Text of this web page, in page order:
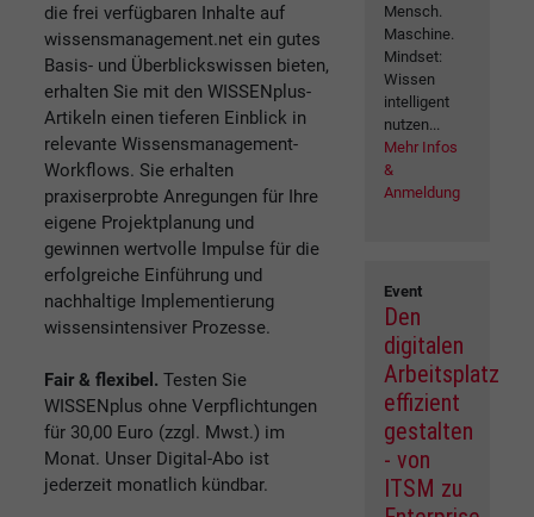
die frei verfügbaren Inhalte auf
wissensmanagement.net ein gutes
Basis- und Überblickswissen bieten,
erhalten Sie mit den WISSENplus-
Artikeln einen tieferen Einblick in
relevante Wissensmanagement-
Workflows. Sie erhalten
praxiserprobte Anregungen für Ihre
eigene Projektplanung und
gewinnen wertvolle Impulse für die
erfolgreiche Einführung und
nachhaltige Implementierung
wissensintensiver Prozesse.
Fair & flexibel. Testen Sie
WISSENplus ohne Verpflichtungen
für 30,00 Euro (zzgl. Mwst.) im
Monat. Unser Digital-Abo ist
jederzeit monatlich kündbar.
Mensch.
Maschine.
Mindset:
Wissen
intelligent
nutzen...
Mehr Infos
&
Anmeldung
Event
Den
digitalen
Arbeitsplatz
effizient
gestalten
- von
ITSM zu